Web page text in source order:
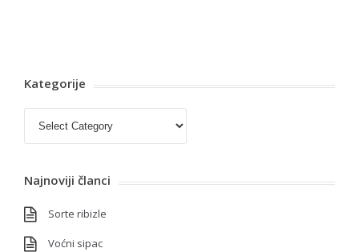
Kategorije
Najnoviji članci
Sorte ribizle
Voćni sipac